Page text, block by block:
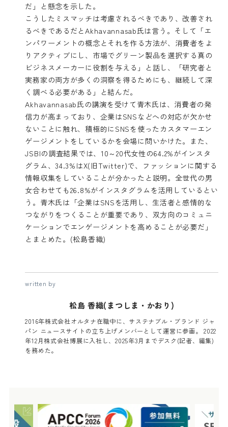
だ」と懸念を示した。
こうしたミスマッチは考慮されるべきであり、改善され
るべきであるだとAkhavannasab氏は言う。そして「エ
ンパワーメントの概念とそれを作る方法が、消費者をよ
りアクティブにし、市場でグリーン製品を選択する真の
ビジネスメーカーに役割を与える」と話し、「研究者と
実務家の両方が多くの洞察を得るためにも、継続して深
く調べる必要がある」と結んだ。
Akhavannasab氏の講演を受けて青木氏は、消費者の発
信力が高まっており、企業はSNSなどへの対応が欠かせ
ないことに触れ、積極的にSNSを使ったカスタマーエン
ゲージメントをしているかを会場に問いかけた。また、
JSBIの調査結果では、10～20代女性の64.2%がインスタ
グラム、34.3%はX(旧Twitter)で、ファッションに関する
情報収集をしていることが分かったと説明。全世代の男
女合わせても26.8%がインスタグラムを活用しているとい
う。青木氏は「企業はSNSを活用し、生活者と感情的な
つながりをつくることが重要であり、双方向のコミュニ
ケーションでエンゲージメントを高めることが必要だ」
とまとめた。(松島香織)
written by
松島 香織(まつしま・かおり)
2016年株式会社オルタナ在職中に、サステナブル・ブランド ジャ
パン ニュースサイトの立ち上げメンバーとして運営に参画。 2022
年12月株式会社博展に入社し、2025年3月までデスク(記者、編集)
を務めた。